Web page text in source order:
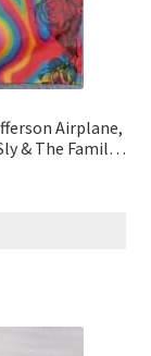
& The Family